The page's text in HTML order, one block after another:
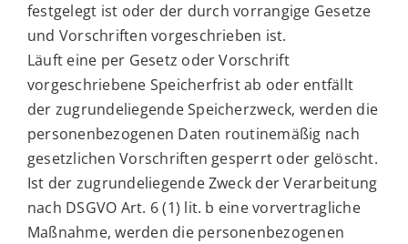
festgelegt ist oder der durch vorrangige Gesetze
und Vorschriften vorgeschrieben ist.
Läuft eine per Gesetz oder Vorschrift
vorgeschriebene Speicherfrist ab oder entfällt
der zugrundeliegende Speicherzweck, werden die
personenbezogenen Daten routinemäßig nach
gesetzlichen Vorschriften gesperrt oder gelöscht.
Ist der zugrundeliegende Zweck der Verarbeitung
nach DSGVO Art. 6 (1) lit. b eine vorvertragliche
Maßnahme, werden die personenbezogenen